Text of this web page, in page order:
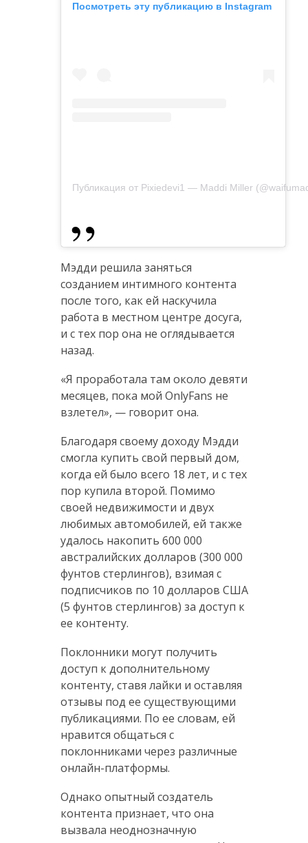
Посмотреть эту публикацию в Instagram
Публикация от Pixiedevi1 — Maddi Miller
Мэдди решила заняться
созданием интимного контента
после того, как ей наскучила
работа в местном центре досуга,
и с тех пор она не оглядывается
назад.
«Я проработала там около девяти
месяцев, пока мой OnlyFans не
взлетел», — говорит она.
Благодаря своему доходу Мэдди
смогла купить свой первый дом,
когда ей было всего 18 лет, и с тех
пор купила второй. Помимо
своей недвижимости и двух
любимых автомобилей, ей также
удалось накопить 600 000
австралийских долларов (300 000
фунтов стерлингов), взимая с
подписчиков по 10 долларов США
(5 фунтов стерлингов) за доступ к
ее контенту.
Поклонники могут получить
доступ к дополнительному
контенту, ставя лайки и оставляя
отзывы под ее существующими
публикациями. По ее словам, ей
нравится общаться с
поклонниками через различные
онлайн-платформы.
Однако опытный создатель
контента признает, что она
вызвала неоднозначную